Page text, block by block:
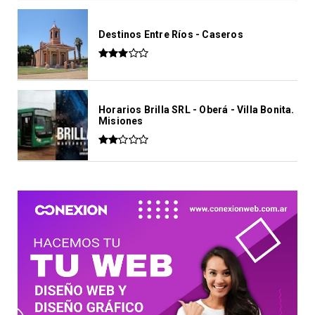
Destinos Entre Ríos - Caseros
Horarios Brilla SRL - Oberá - Villa Bonita.
Misiones